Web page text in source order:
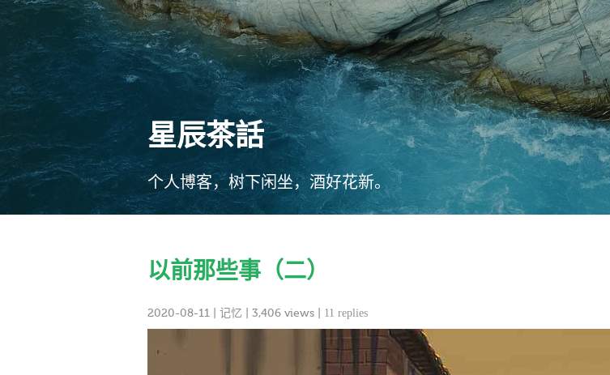
星辰茶話
个人博客，树下闲坐，酒好花新。
以前那些事（二）
2020-08-11 记忆 | 3,406 views | 11 replies